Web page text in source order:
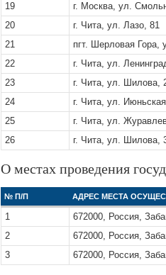
19
г. Москва, ул.
20
г. Чита, ул. Лазо, 81
21
пгт. Шерловая Гора,
22
г. Чита, ул.
23
г. Чита, ул. Шилова,
24
г. Чита, ул.
25
г. Чита, ул.
26
г. Чита, ул. Шилова,
О местах проведения
№ П/П АДРЕС МЕСТА
1
672000, Россия,
2
672000, Россия,
3
672000, Россия,